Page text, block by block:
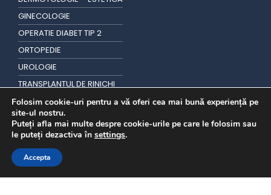
GINECOLOGIE
OPERATIE DIABET TIP 2
ORTOPEDIE
UROLOGIE
TRANSPLANTUL DE RINICHI
TRANSPLANT DE PAR
Folosim cookie-uri pentru a vă oferi cea mai bună experiență pe
site-ul nostru.
Puteți afla mai multe despre cookie-urile pe care le folosim sau
le puteți dezactiva în settings.
Accepta